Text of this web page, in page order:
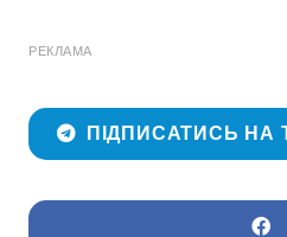
РЕКЛАМА
ПІДПИСАТИСЬ НА